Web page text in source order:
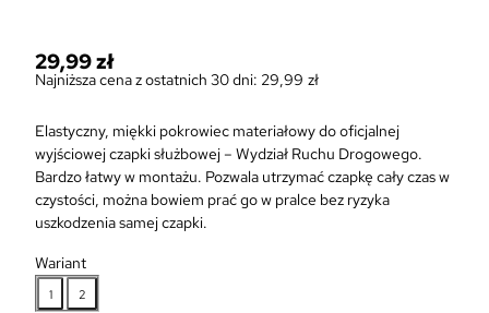
29,99zł
Najniższa cena z ostatnich 30 dni: 29,99 zł
Elastyczny, miękki pokrowiec materiałowy do oficjalnej
wyjściowej czapki służbowej – Wydział Ruchu Drogowego.
Bardzo łatwy w montażu. Pozwala utrzymać czapkę cały czas w
czystości, można bowiem prać go w pralce bez ryzyka
uszkodzenia samej czapki.
Wariant
1 2